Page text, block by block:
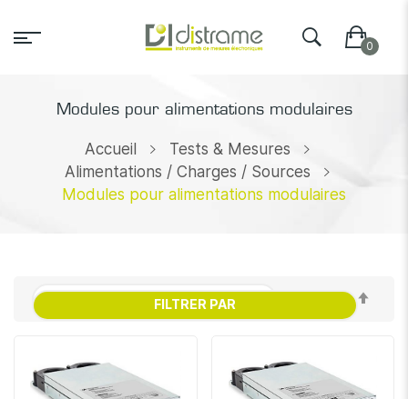
Modules pour alimentations modulaires
Accueil
Tests & Mesures
Alimentations / Charges / Sources
Modules pour alimentations modulaires
FILTRER PAR